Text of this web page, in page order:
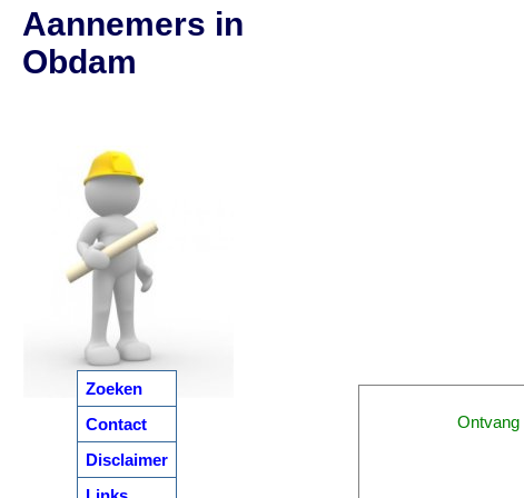
Zoeken
Contact
Disclaimer
Aannemers in
Obdam
Ontvang